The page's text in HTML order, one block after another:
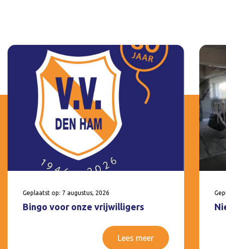
Geplaatst op: 7 augustus, 2026
Bingo voor onze vrijwilligers
Lees meer